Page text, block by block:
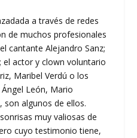
a través de redes
de muchos profesionales
cantante Alejandro Sanz;
el actor y clown voluntario
Maribel Verdú o los
León, Mario
son algunos de ellos.
muy valiosas de
cuyo testimonio tiene,